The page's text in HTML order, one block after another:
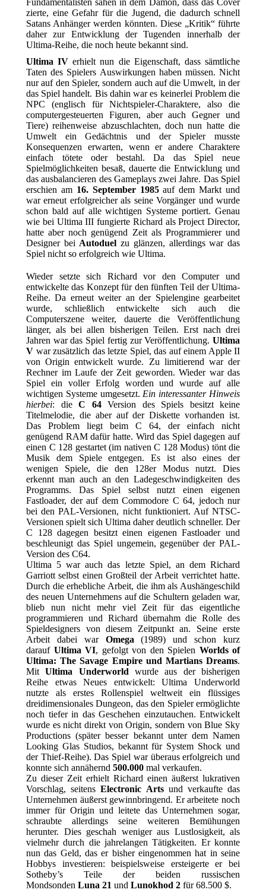
Fundamentalisten sahen in dem Dämon, dass das Cover
zierte, eine Gefahr für die Jugend, die dadurch schnell
Satans Anhänger werden könnten. Diese „Kritik“ führte
daher zur Entwicklung der Tugenden innerhalb der
Ultima-Reihe, die noch heute bekannt sind.
Ultima IVerhielt nun die Eigenschaft, dass sämtliche
Taten des Spielers Auswirkungen haben müssen. Nicht
nur auf den Spieler, sondern auch auf die Umwelt, in der
das Spiel handelt. Bis dahin war es keinerlei Problem die
NPC (englisch für Nichtspieler-Charaktere, also die
computergesteuerten Figuren, aber auch Gegner und
Tiere) reihenweise abzuschlachten, doch nun hatte die
Umwelt ein Gedächtnis und der Spieler musste
Konsequenzen erwarten, wenn er andere Charaktere
einfach tötete oder bestahl. Da das Spiel neue
Spielmöglichkeiten besaß, dauerte die Entwicklung und
das ausbalancieren des Gameplays zwei Jahre. Das Spiel
erschien am 16. September 1985auf dem Markt und
war erneut erfolgreicher als seine Vorgänger und wurde
schon bald auf alle wichtigen Systeme portiert. Genau
wie bei Ultima III fungierte Richard als Project Director,
hatte aber noch genügend Zeit als Programmierer und
Designer bei Autoduel zu glänzen, allerdings war das
Spiel nicht so erfolgreich wie Ultima.
Wieder setzte sich Richard vor den Computer und
entwickelte das Konzept für den fünften Teil der Ultima-
Reihe. Da erneut weiter an der Spielengine gearbeitet
wurde, schließlich entwickelte sich auch die
Computerszene weiter, dauerte die Veröffentlichung
länger, als bei allen bisherigen Teilen. Erst nach drei
Jahren war das Spiel fertig zur Veröffentlichung. Ultima
V war zusätzlich das letzte Spiel, das auf einem Apple II
von Origin entwickelt wurde. Zu limitierend war der
Rechner im Laufe der Zeit geworden. Wieder war das
Spiel ein voller Erfolg worden und wurde auf alle
wichtigen Systeme umgesetzt. Ein interessanter Hinweis
hierbei: die C 64Version des Spiels besitzt keine
Titelmelodie, die aber auf der Diskette vorhanden ist.
Das Problem liegt beim C 64, der einfach nicht
genügend RAM dafür hatte. Wird das Spiel dagegen auf
einen C 128 gestartet (im nativen C 128 Modus) tönt die
Musik dem Spiele entgegen. Es ist also eines der
wenigen Spiele, die den 128er Modus nutzt. Dies
erkennt man auch an den Ladegeschwindigkeiten des
Programms. Das Spiel selbst nutzt einen eigenen
Fastloader, der auf dem Commodore C 64, jedoch nur
bei den PAL-Versionen, nicht funktioniert. Auf NTSC-
Versionen spielt sich Ultima daher deutlich schneller. Der
C 128 dagegen besitzt einen eigenen Fastloader und
beschleunigt das Spiel ungemein, gegenüber der PAL-
Version des C64.
Ultima 5 war auch das letzte Spiel, an dem Richard
Garriott selbst einen Großteil der Arbeit verrichtet hatte.
Durch die erhebliche Arbeit, die ihm als Aushängeschild
des neuen Unternehmens auf die Schultern geladen war,
blieb nun nicht mehr viel Zeit für das eigentliche
programmieren und Richard übernahm die Rolle des
Spieldesigners von diesem Zeitpunkt an. Seine erste
Arbeit dabei war Omega (1989) und schon kurz
daraufUltima VI, gefolgt von den Spielen Worlds of
Ultima: The Savage Empire und Martians Dreams.
MitUltima Underworld wurde aus der bisherigen
Reihe etwas Neues entwickelt: Ultima Underworld
nutzte als erstes Rollenspiel weltweit ein flüssiges
dreidimensionales Dungeon, das den Spieler ermöglichte
noch tiefer in das Geschehen einzutauchen. Entwickelt
wurde es nicht direkt von Origin, sondern von Blue Sky
Productions (später besser bekannt unter dem Namen
Looking Glas Studios, bekannt für System Shock und
der Thief-Reihe). Das Spiel war überaus erfolgreich und
konnte sich annähernd 500.000 mal verkaufen.
Zu dieser Zeit erhielt Richard einen äußerst lukrativen
Vorschlag, seitensElectronic Artsund verkaufte das
Unternehmen äußerst gewinnbringend. Er arbeitete noch
immer für Origin und leitete das Unternehmen sogar,
schraubte allerdings seine weiteren Bemühungen
herunter. Dies geschah weniger aus Lustlosigkeit, als
vielmehr durch die jahrelangen Tätigkeiten. Er konnte
nun das Geld, das er bisher eingenommen hat in seine
Hobbys investieren: beispielsweise ersteigerte er bei
Sotheby’s Teile der beiden russischen
Mondsonden Luna 21 und Lunokhod 2 für 68.500 $.